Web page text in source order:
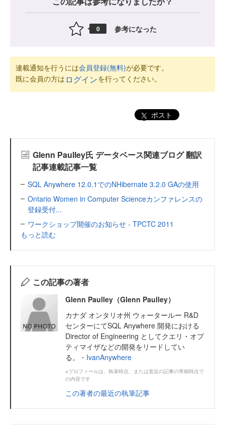
0 参考になった
連載通知を行うには会員登録(無料)が必要です。
既に会員の方は ログインを行ってください。
ポスト
Glenn Paulley氏 データベース関連ブログ 翻訳
記事連載記事一覧
SQL Anywhere 12.0.1でのNHibernate 3.2.0 GAの使用
Ontario Women in Computer Scienceカンファレンスの
登録受付...
ワークショップ開催のお知らせ - TPCTC 2011
もっと読む
この記事の著者
Glenn Paulley（Glenn Paulley）
カナダ オンタリオ州 ウォータールー R&D
センターにてSQL Anywhere 開発における
Director of Engineering としてクエリ・オプ
ティマイザなどの開発をリードしてい
る。・ IvanAnywhere
※プロフィールは、執筆時点、または直近の記事の寄稿時点で
の内容です
この著者の最近の執筆記事